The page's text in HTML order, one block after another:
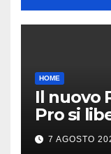
HOME
Il nuovo
Pro si
pulire i
7 AGOSTO